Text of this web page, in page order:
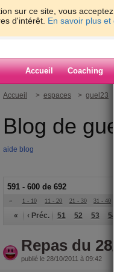
sur ce site, vous
d'intérêt. En savoir plus et
Accueil Coaching
Accueil > espaces > guel23
Blog de
aide blog
591 - 600 de 692
« 1 - 10 11 - 20 21 - 30 31 - 40
« ‹ Préc. 51 52 53 54
Repas du 28/
publié le 28/10/2011 à 09:42